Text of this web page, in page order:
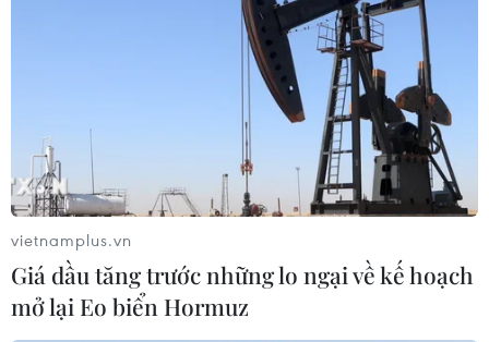
vietnamplus.vn
Giá dầu tăng trước những lo ngại về kế hoạch
mở lại Eo biển Hormuz